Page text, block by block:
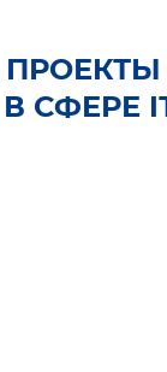
СФЕРЕ